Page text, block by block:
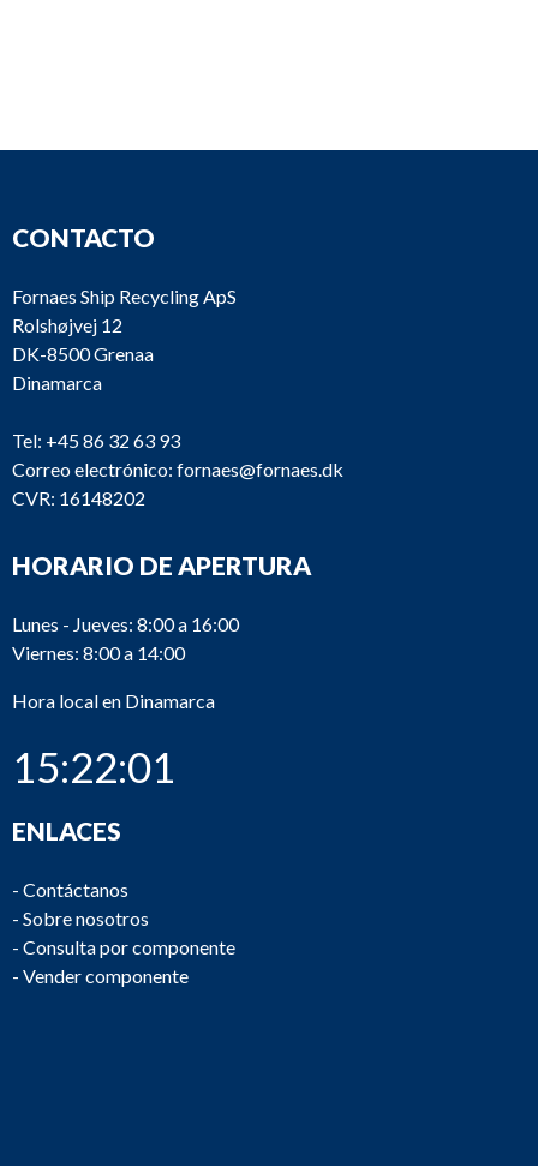
P142 ALA254HN5E
P129
P128
P127 Vickers
P124
P113
P111
CONTACTO
Fornaes Ship Recycling ApS
Rolshøjvej 12
DK-8500 Grenaa
Dinamarca
Tel: +45 86 32 63 93
Correo electrónico: fornaes@fornaes.dk
CVR: 16148202
HORARIO DE APERTURA
Lunes - Jueves: 8:00 a 16:00
Viernes: 8:00 a 14:00
Hora local en Dinamarca
15:22:01
ENLACES
- Contáctanos
- Sobre nosotros
- Consulta por componente
- Vender componente